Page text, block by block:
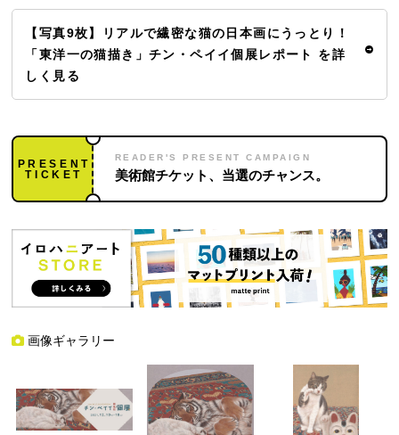
【写真9枚】リアルで繊密な猫の日本画にうっとり！
「東洋一の猫描き」チン・ペイイ個展レポート を詳
しく見る
PRESENT
TICKET
READER'S PRESENT CAMPAIGN
美術館チケット、当選のチャンス。
画像ギャラリー